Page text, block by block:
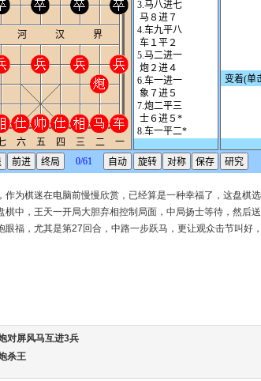
作为棋迷在电脑前慢慢欣赏，已经算是一种幸福了，这盘棋
棋中，王天一开局大胆弃相控制局面，中局扬士等待，然后
福，尤其是第27回合，中路一步跃马，更让观众击节叫好
对屏风马互进3兵
杀王